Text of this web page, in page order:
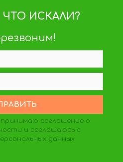
ИСКАЛИ?
принимаю соглашение о
и соглашаюсь с
данных